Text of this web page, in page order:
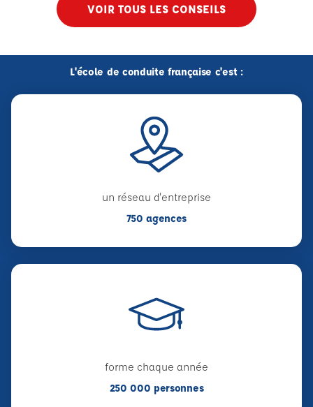
VOIR TOUS LES CONSEILS
L'école de conduite française c'est :
un réseau d'entreprise
750 agences
forme chaque année
250 000 personnes